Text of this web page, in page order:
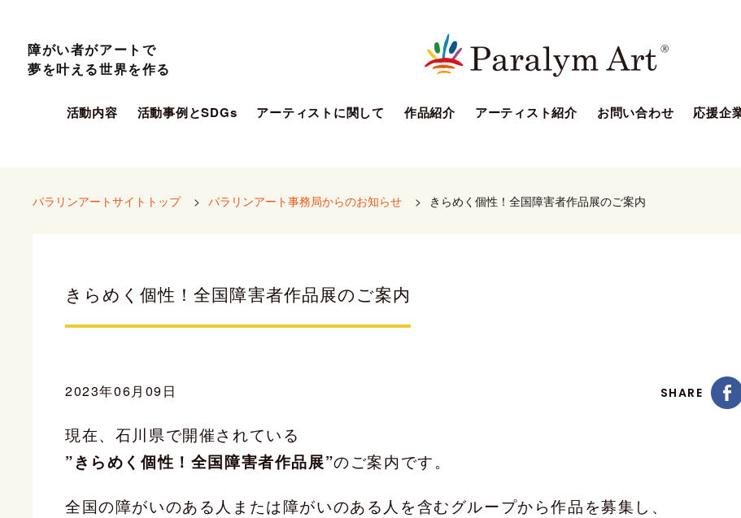
活動内容 活動事例とSDGs アーティストに関して 作品紹介 アーティスト紹介 お問い合わせ 応援企
障がい者がアートで
夢を叶える世界を作る
パラリンアートサイトトップ > パラリンアート事務局からのお知らせ > きらめく個性！全国障害者作品展のご案内
きらめく個性！全国障害者作品展のご案内
2023年06月09日 SHARE
現在、石川県で開催されている
”きらめく個性！全国障害者作品展”のご案内です。
全国の障がいのある人または障がいのある人を含むグループから作品を募集し、